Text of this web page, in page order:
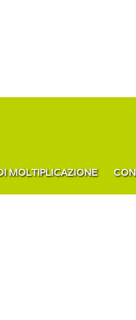
MOLTIPLICAZIONE